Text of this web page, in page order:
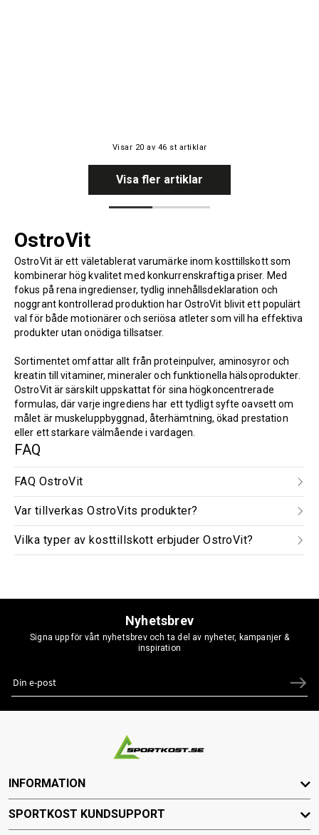
OstroVit
OstroVit är ett väletablerat varumärke inom kosttillskott som
kombinerar hög kvalitet med konkurrenskraftiga priser. Med
fokus på rena ingredienser, tydlig innehållsdeklaration och
noggrant kontrollerad produktion har OstroVit blivit ett populärt
val för både motionärer och seriösa atleter som vill ha effektiva
produkter utan onödiga tillsatser.
Sortimentet omfattar allt från proteinpulver, aminosyror och
kreatin till vitaminer, mineraler och funktionella hälsoprodukter.
OstroVit är särskilt uppskattat för sina högkoncentrerade
formulas, där varje ingrediens har ett tydligt syfte oavsett om
målet är muskeluppbyggnad, återhämtning, ökad prestation
eller ett starkare välmående i vardagen.
FAQ
FAQ OstroVit
Var tillverkas OstroVits produkter?
Vilka typer av kosttillskott erbjuder OstroVit?
Visar 20 av 46 st artiklar
Visa fler artiklar
Nyhetsbrev
Signa upp för vårt nyhetsbrev och ta del av nyheter, kampanjer &
inspiration
INFORMATION
SPORTKOST KUNDSUPPORT